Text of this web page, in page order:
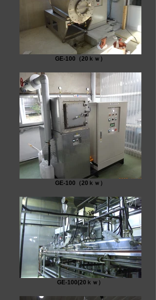
GE-100（20ｋｗ）
GE-100（20ｋｗ）
GE-100(20ｋｗ）